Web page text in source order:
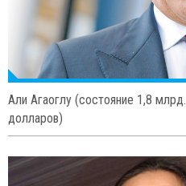
Али Агаоглу (состояние 1,8 млрд.
долларов)